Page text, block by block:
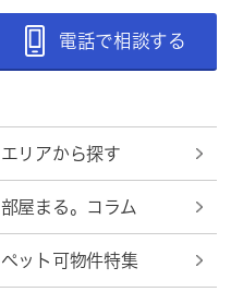
電話で相談する
エリアから探す
部屋まる。コラム
ペット可物件特集